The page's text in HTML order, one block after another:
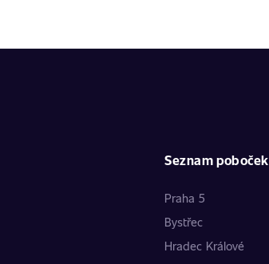
Seznam poboček
Praha 5
Bystřec
Hradec Králové